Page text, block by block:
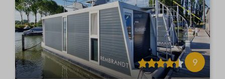
9